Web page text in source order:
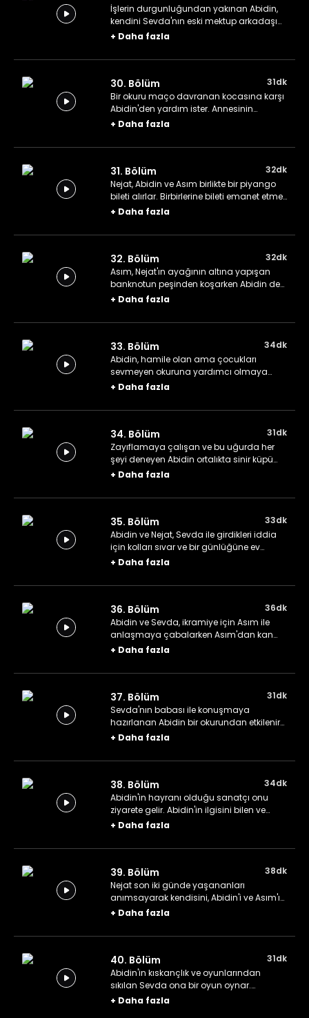
İşlerin durgunluğundan yakınan Abidin,
kendini Sevda'nın eski mektup arkadaşı
olan, Nazi sempatizanı bir Alman ile
+ Daha fazla
30. Bölüm
31dk
Bir okuru maço davranan kocasına karşı
Abidin'den yardım ister. Annesinin
üzerindeki baskısından sıkılan Abidin
hiç beğenmediği bir değişim geçirir.
+ Daha fazla
31. Bölüm
32dk
Nejat, Abidin ve Asım birlikte bir piyango
bileti alırlar. Birbirlerine bileti emanet etmek
konusunda güvenemeyince yapışık üçüz
+ Daha fazla
32. Bölüm
32dk
Asım, Nejat'ın ayağının altına yapışan
banknotun peşinden koşarken Abidin de
aşırı talihsiz okuruna yardımcı olmaya
+ Daha fazla
33. Bölüm
34dk
Abidin, hamile olan ama çocukları
sevmeyen okuruna yardımcı olmaya
çalışırken Asım diş ağrısı ile kıvranır.
+ Daha fazla
34. Bölüm
31dk
Zayıflamaya çalışan ve bu uğurda her
şeyi deneyen Abidin ortalıkta sinir küpü
gibi gezer. Asım, parasını koruması için
+ Daha fazla
35. Bölüm
33dk
Abidin ve Nejat, Sevda ile girdikleri iddia
için kolları sıvar ve bir günlüğüne ev
hanımlığı yaparken Sevda da alacaklısı
eder.
+ Daha fazla
36. Bölüm
36dk
Abidin ve Sevda, ikramiye için Asım ile
anlaşmaya çabalarken Asım'dan kan
almak zorunda kalan Abidin bir anda saf
+ Daha fazla
37. Bölüm
31dk
Sevda'nın babası ile konuşmaya
hazırlanan Abidin bir okurundan etkilenir
ve bir sürü batıl inanç edinir. Asım para
+ Daha fazla
38. Bölüm
34dk
Abidin'in hayranı olduğu sanatçı onu
ziyarete gelir. Abidin'in ilgisini bilen ve
gördüklerini yanlış anlayan Sevda,
+ Daha fazla
39. Bölüm
38dk
Nejat son iki günde yaşananları
anımsayarak kendisini, Abidin'i ve Asım'ı
saran kıskançlık duygusunun kaynağını
+ Daha fazla
40. Bölüm
31dk
Abidin'in kıskançlık ve oyunlarından
sıkılan Sevda ona bir oyun oynar.
Olayların nereye varabileceğini fark eden
+ Daha fazla